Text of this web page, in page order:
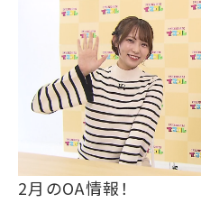
2月のOA情報！